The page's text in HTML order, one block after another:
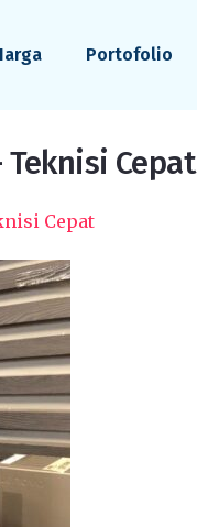
Portofolio
Cepat
Cepat